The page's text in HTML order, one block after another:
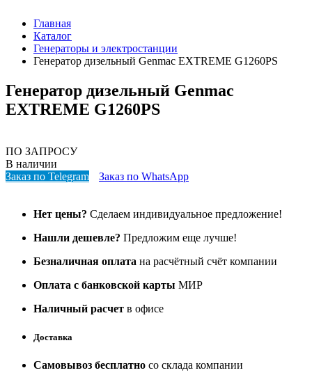
Главная
Каталог
Генераторы и электростанции
Генератор дизельный Genmac EXTREME G1260PS
Генератор дизельный Genmac
EXTREME G1260PS
ПО ЗАПРОСУ
В наличии
Заказ по Telegram
Заказ по WhatsApp
Нет цены? Сделаем индивидуальное предложение!
Нашли дешевле? Предложим еще лучше!
Безналичная оплата на расчётный счёт компании
Оплата с банковской карты МИР
Наличный расчет в офисе
Доставка
Самовывоз бесплатно со склада компании